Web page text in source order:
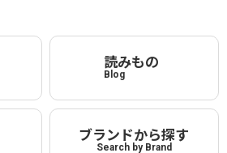
読みもの
Blog
ブランドから探す
Search by Brand